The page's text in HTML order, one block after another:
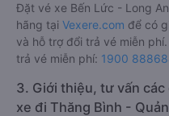
Đặt vé xe Bến Lức - Long
hãng tại Vexere.com để có
và hỗ trợ đổi trả vé miễn
trả vé miễn phí: 1900
3. Giới thiệu, tư vấn
xe đi Thăng Bình -